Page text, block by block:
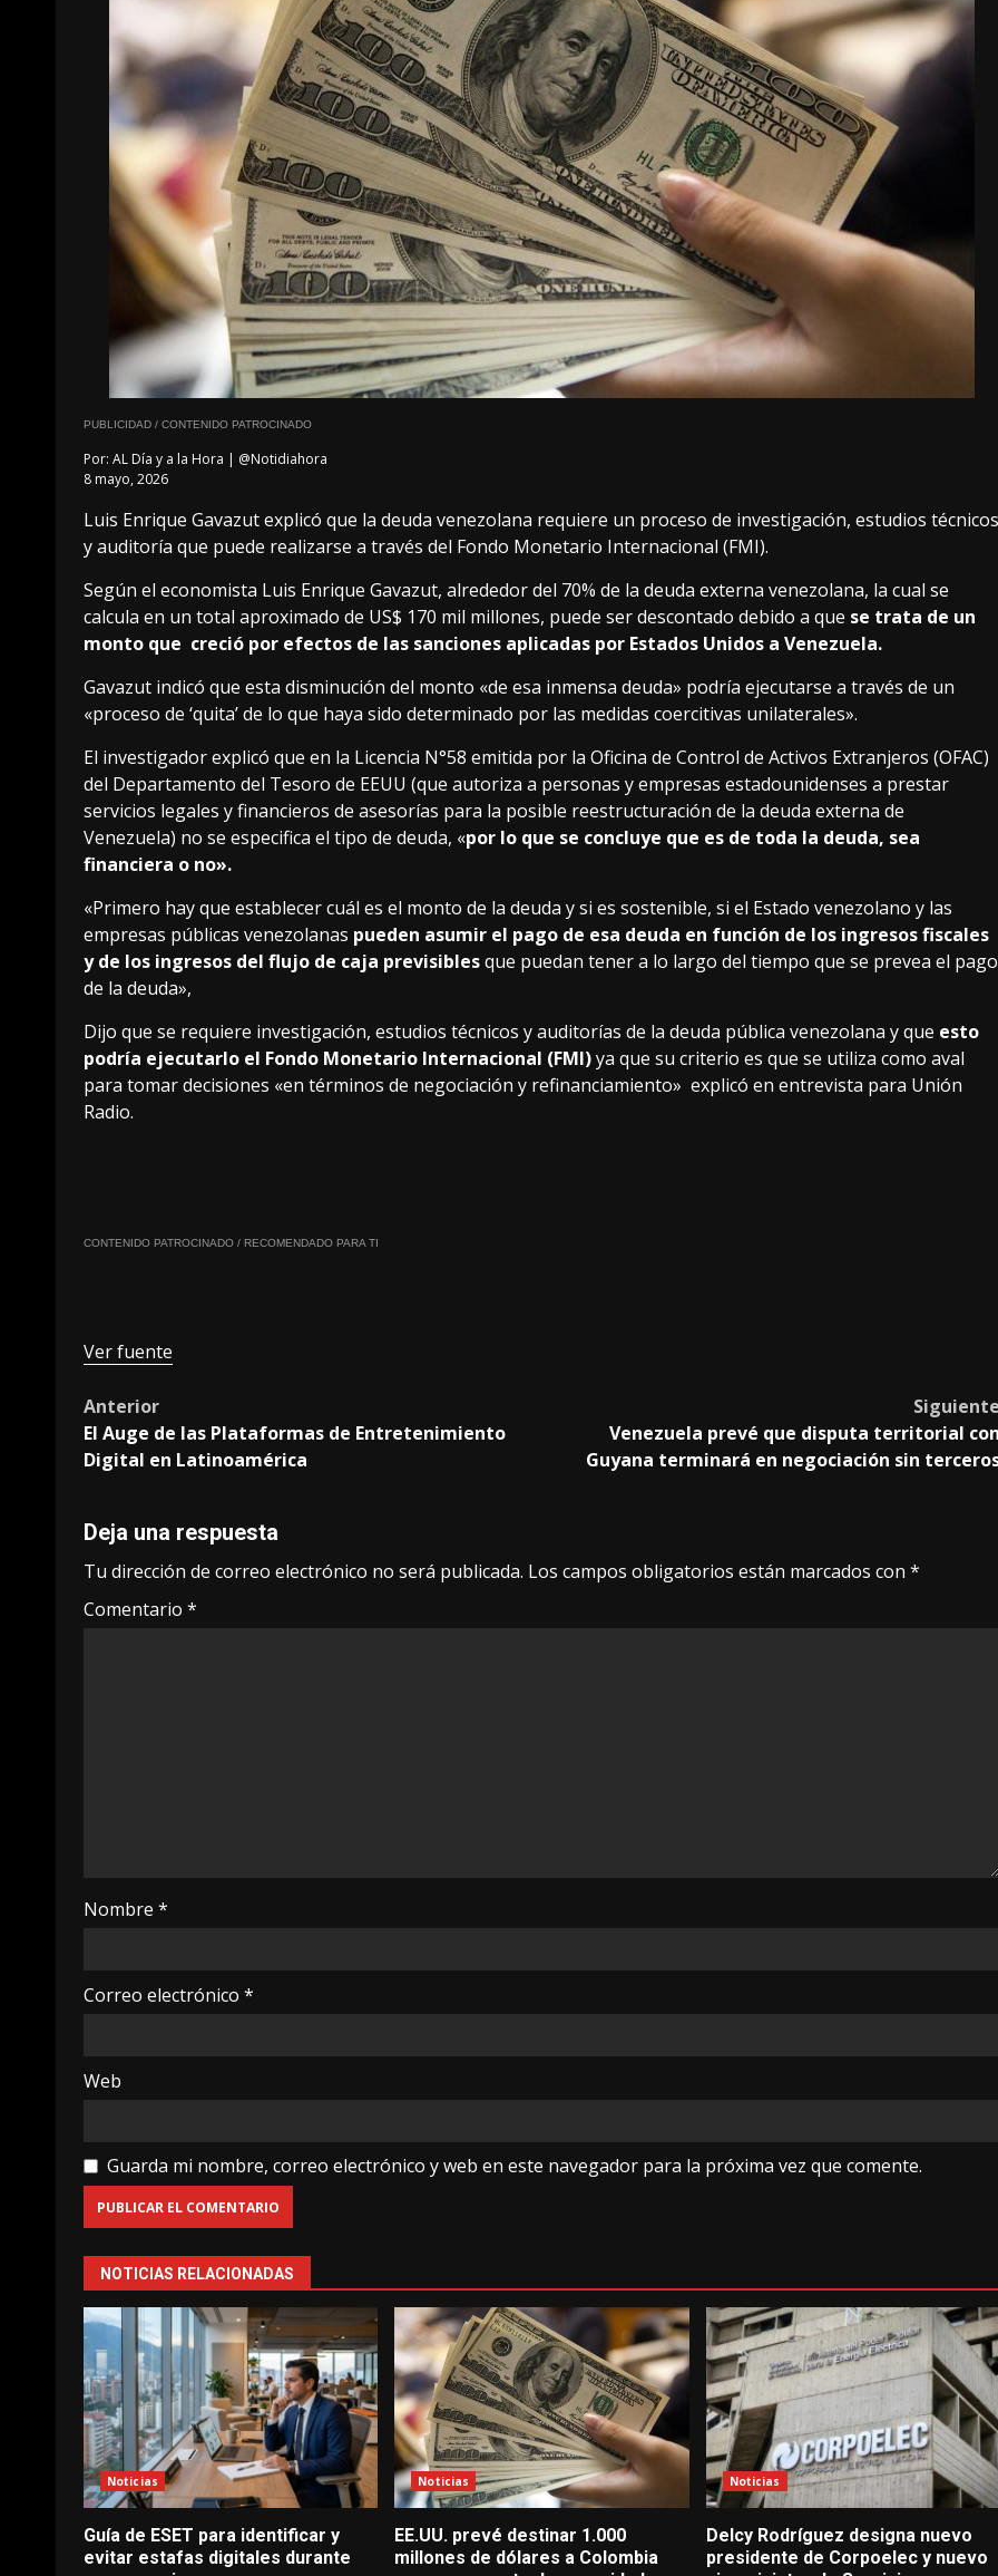
PUBLICIDAD / CONTENIDO PATROCINADO
Por: AL Día y a la Hora | @Notidiahora
8 mayo, 2026
Luis Enrique Gavazut explicó que la deuda venezolana requiere un proceso de investigación, estudios técnicos
y auditoría que puede realizarse a través del Fondo Monetario Internacional (FMI).
Según el economista Luis Enrique Gavazut, alrededor del 70% de la deuda externa venezolana, la cual se
calcula en un total aproximado de US$ 170 mil millones, puede ser descontado debido a que se trata de un
monto que creció por efectos de las sanciones aplicadas por Estados Unidos a Venezuela.
Gavazut indicó que esta disminución del monto «de esa inmensa deuda» podría ejecutarse a través de un
«proceso de ‘quita’ de lo que haya sido determinado por las medidas coercitivas unilaterales».
El investigador explicó que en la Licencia N°58 emitida por la Oficina de Control de Activos Extranjeros (OFAC)
del Departamento del Tesoro de EEUU (que autoriza a personas y empresas estadounidenses a prestar
servicios legales y financieros de asesorías para la posible reestructuración de la deuda externa de
Venezuela) no se especifica el tipo de deuda, «por lo que se concluye que es de toda la deuda, sea
financiera o no».
«Primero hay que establecer cuál es el monto de la deuda y si es sostenible, si el Estado venezolano y las
empresas públicas venezolanas pueden asumir el pago de esa deuda en función de los ingresos fiscales
y de los ingresos del flujo de caja previsiblesque puedan tener a lo largo del tiempo que se prevea el pago
de la deuda»,
Dijo que se requiere investigación, estudios técnicos y auditorías de la deuda pública venezolana y que esto
podría ejecutarlo el Fondo Monetario Internacional (FMI)ya que su criterio es que se utiliza como aval
para tomar decisiones «en términos de negociación y refinanciamiento» explicó en entrevista para Unión
Radio.
CONTENIDO PATROCINADO / RECOMENDADO PARA TI
Ver fuente
Post
navigation
Anterior
El Auge de las Plataformas de Entretenimiento
Digital en Latinoamérica
Venezuela prevé que disputa territorial
Guyana terminará en negociación sin
Deja una respuesta
Tu dirección de correo electrónico no será publicada. Los campos obligatorios están marcados con *
Comentario *
Nombre *
Correo electrónico *
Web
Guarda mi nombre, correo electrónico y web en este navegador para la próxima vez que comente.
NOTICIAS RELACIONADAS
Noticias
Guía de ESET para identificar y
evitar estafas digitales durante
Noticias
EE.UU. prevé destinar 1.000
millones de dólares a Colombia
Noticias
Delcy Rodríguez designa nuevo
presidente de Corpoelec y nuevo